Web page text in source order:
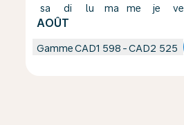
sa
AOÛT
di lu ma me je ve
GammeCAD1 598 -CAD2 525